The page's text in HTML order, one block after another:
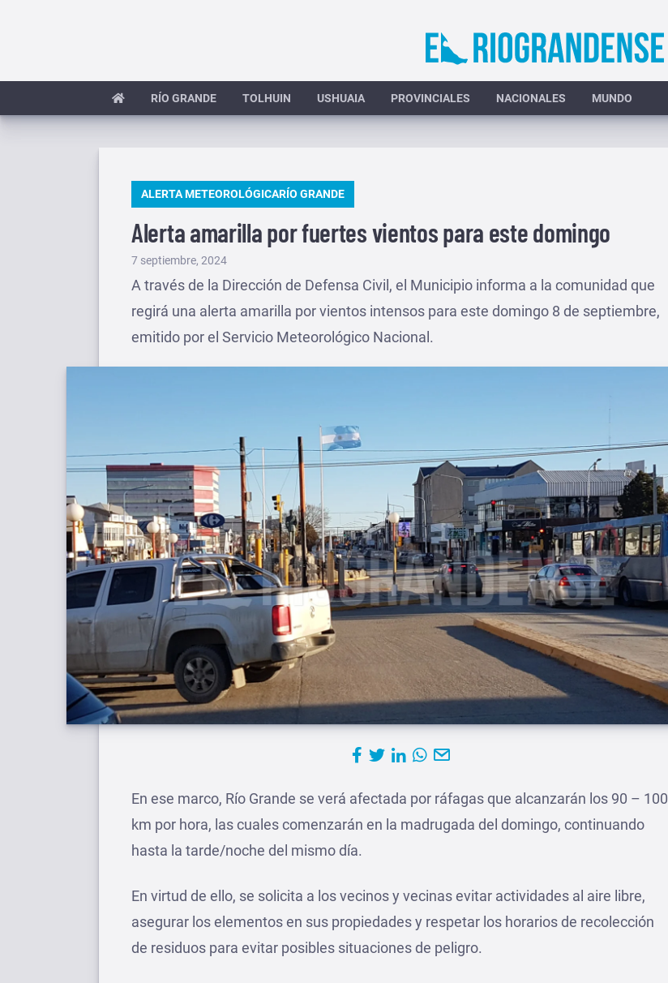
RÍO GRANDE TOLHUIN USHUAIA PROVINCIALES NACIONALES MUNDO
PUBLICADO
ALERTA METEOROLÓGICARÍO GRANDE
Alerta amarilla por fuertes vientos para este domingo
Publicado
el
7 septiembre, 2024
A través de la Dirección de Defensa Civil, el Municipio informa a la comunidad que
regirá una alerta amarilla por vientos intensos para este domingo 8 de septiembre,
emitido por el Servicio Meteorológico Nacional.
En ese marco, Río Grande se verá afectada por ráfagas que alcanzarán los 90 – 100
km por hora, las cuales comenzarán en la madrugada del domingo, continuando
hasta la tarde/noche del mismo día.
En virtud de ello, se solicita a los vecinos y vecinas evitar actividades al aire libre,
asegurar los elementos en sus propiedades y respetar los horarios de recolección
de residuos para evitar posibles situaciones de peligro.